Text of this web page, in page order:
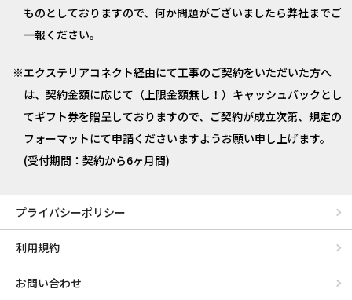
ものとしておりますので、何か問題がございましたら弊社までご
一報ください。
エクステリアコネクト経由にて工事のご契約をいただいた方へ
は、契約金額に応じて（上限金額無し！）キャッシュバックとし
てギフト券を贈呈しておりますので、ご契約が成立次第、規定の
フォーマットにて申請くださいますようお願い申し上げます。
(受付期間：契約から6ヶ月間)
プライバシーポリシー
利用規約
お問い合わせ